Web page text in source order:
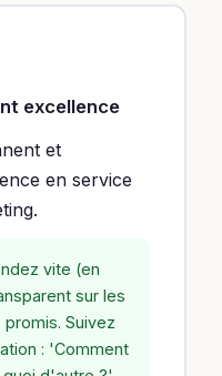
excellence
et
en service
vite (en
sur les
Suivez
: 'Comment